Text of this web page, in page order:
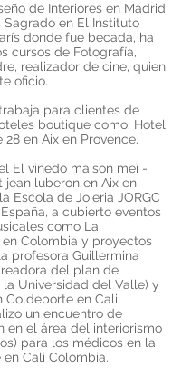
de Interiores en Madrid
Sagrado en El Instituto
donde fue becada, ha
cursos de Fotografía,
realizador de cine, quien
oficio.
para clientes de
boutique como: Hotel
en Aix en Provence.
El viñedo maison meï -
jean luberon en Aix en
Escola de Joieria JORGC
a cubierto eventos
como La
Colombia y proyectos
profesora Guillermina
del plan de
la Universidad del Valle) y
Coldeporte en Cali
un encuentro de
en el área del interiorismo
para los médicos en la
Cali Colombia.